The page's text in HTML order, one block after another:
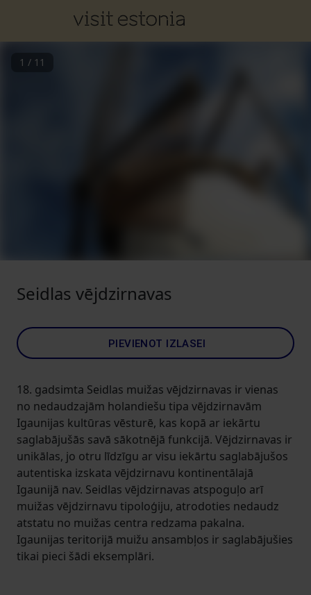
1 / 11
Seidlas vējdzirnavas
PIEVIENOT IZLASEI
18. gadsimta Seidlas muižas vējdzirnavas ir vienas
no nedaudzajām holandiešu tipa vējdzirnavām
Igaunijas kultūras vēsturē, kas kopā ar iekārtu
saglabājušās savā sākotnējā funkcijā. Vējdzirnavas ir
unikālas, jo otru līdzīgu ar visu iekārtu saglabājušos
autentiska izskata vējdzirnavu kontinentālajā
Igaunijā nav. Seidlas vējdzirnavas atspoguļo arī
muižas vējdzirnavu tipoloģiju, atrodoties nedaudz
atstatu no muižas centra redzama pakalna.
Igaunijas teritorijā muižu ansambļos ir saglabājušies
tikai pieci šādi eksemplāri.